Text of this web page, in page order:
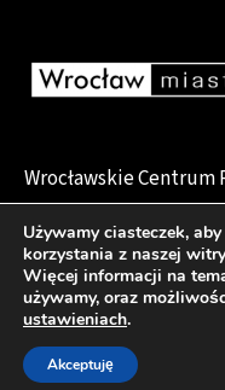
Wrocławskie Centrum
pl. Dominikański 6, 50-
Deklaracja
Używamy ciasteczek,
korzystania z naszej
Więcej informacji na
używamy, oraz
ustawieniach.
Akceptuję